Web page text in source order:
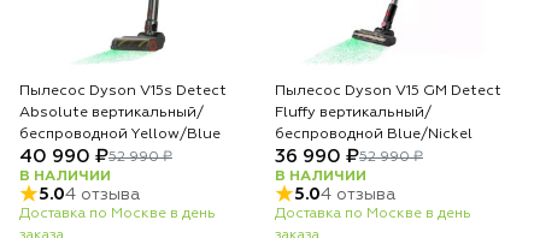
Пылесос Dyson V15s Detect
Absolute вертикальный/
беспроводной Yellow/Blue
40 990 ₽52 990 ₽
В НАЛИЧИИ
5.04 отзыва
Доставка по Москве в день
Пылесос Dyson V15 GM Detect
Fluffy вертикальный/
беспроводной Blue/Nickel
36 990 ₽52 990 ₽
В НАЛИЧИИ
5.04 отзыва
Доставка по Москве в день